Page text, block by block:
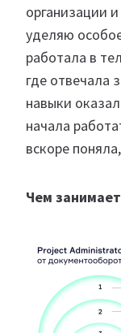
организации
уделяю
работала в
где отвечала
навыки
начала
вскоре
Чем